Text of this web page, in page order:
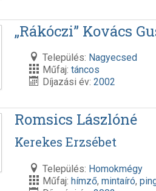
„Rákóczi” Kovács
Település: Nagyecsed
Műfaj:táncos
Díjazási év:2002
Romsics Lászlóné
Kerekes Erzsébet
Település: Homokmégy
Műfaj:hímző,mintaíró,